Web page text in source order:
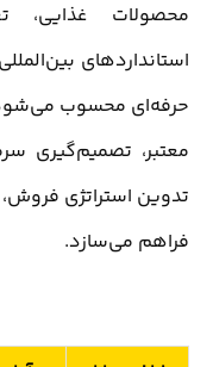
محصولات غذایی،
استانداردهای
حرفه‌ای محسوب می‌شود.
معتبر، تصمیم‌گیری
تدوین استراتژی فروش،
فراهم می‌سازد.